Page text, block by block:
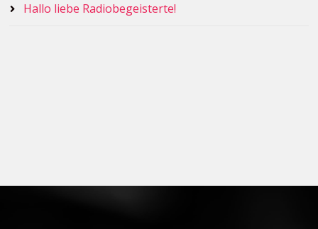
Hallo liebe Radiobegeisterte!